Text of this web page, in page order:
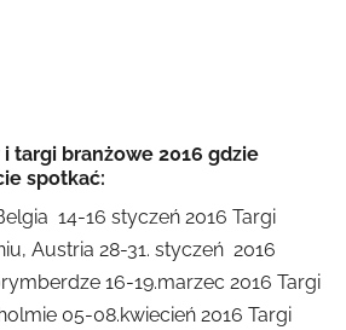
targi branżowe 2016 gdzie
spotkać:
14-16 styczeń 2016 Targi
Austria 28-31. styczeń 2016
16-19.marzec 2016 Targi
05-08.kwiecień 2016 Targi